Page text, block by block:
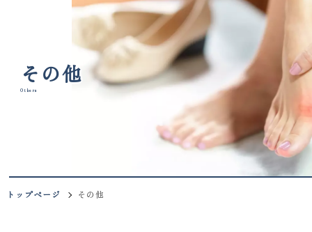
その他
Others
トップページ その他